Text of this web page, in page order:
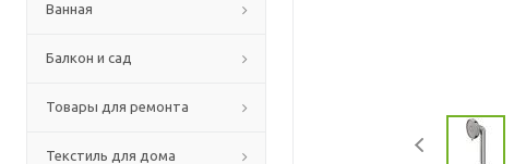
Ванная
Балкон и сад
Товары для ремонта
Текстиль для дома